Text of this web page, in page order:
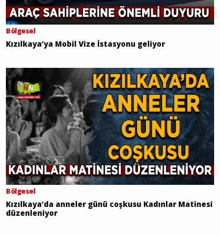
Bölgesel
Kızılkaya’ya Mobil Vize İstasyonu geliyor
Bölgesel
Kızılkaya’da anneler günü coşkusu Kadınlar Matinesi
düzenleniyor